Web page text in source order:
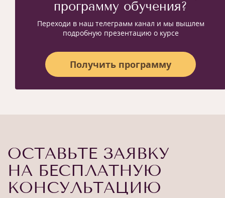
программу обучения?
Переходи в наш телеграмм канал и мы вышлем
подробную презентацию о курсе
Получить программу
ОСТАВЬТЕ ЗАЯВКУ
НА БЕСПЛАТНУЮ
КОНСУЛЬТАЦИЮ